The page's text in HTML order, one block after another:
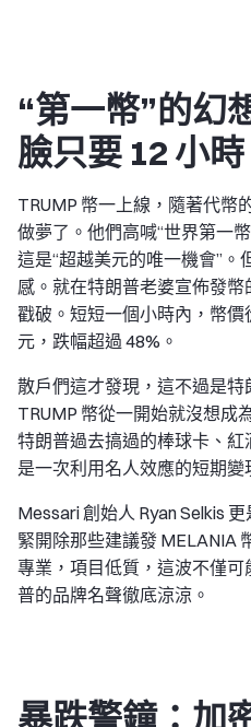
“第一幣”的幻
臉只要 12 小時
TRUMP 幣一上線，隨著代幣
做夢了。他們高喊“世界第一
這是“超越美元的唯一機會”。
感。就在特朗普老婆宣佈發
戳破。短短一個小時內，幣價
元，跌幅超過 48%。
散戶們這才發現，這不過是特
TRUMP 幣從一開始就沒想成
特朗普過去搞過的棒球卡、
是一次利用名人效應的短期變
Messari 創始人 Ryan Selkis
緊開除那些建議發 MELANIA
專業，項目低質，這波不僅
普的品牌名聲徹底涼涼。
暴跌警鐘：加